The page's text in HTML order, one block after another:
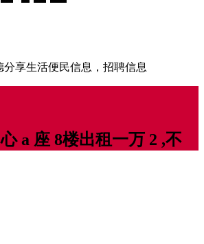
享生活便民信息，招聘信息
a 座 8楼出租一万 2 ,不